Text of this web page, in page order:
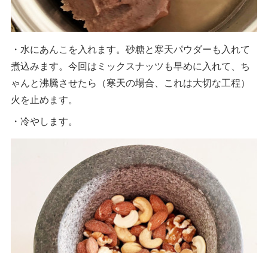
・水にあんこを入れます。砂糖と寒天パウダーも入れて
煮込みます。今回はミックスナッツも早めに入れて、ち
ゃんと沸騰させたら（寒天の場合、これは大切な工程）
火を止めます。
・冷やします。